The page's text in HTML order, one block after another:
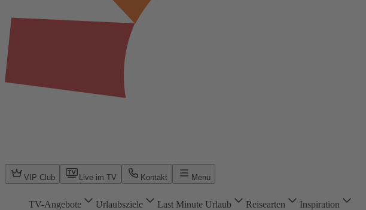
VIP Club Live im TV Kontakt Menü
TV-Angebote Urlaubsziele Last Minute Urlaub Reisearten Inspiration